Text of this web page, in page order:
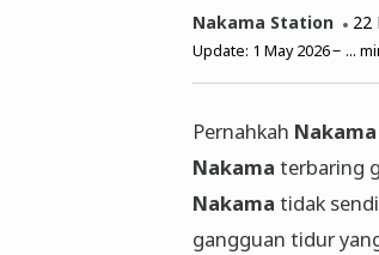
Nakama Station 22
Update: 1 May 2026 ...
Pernahkah Nakama
Nakama terbaring
Nakama tidak
gangguan tidur